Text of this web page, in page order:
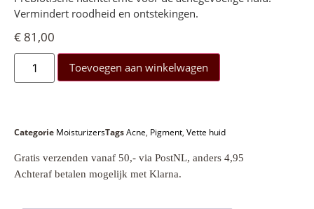
Vermindert roodheid en ontstekingen.
€ 81,00
Toevoegen aan winkelwagen
Categorie MoisturizersTagsAcne, Pigment, Vette huid
Gratis verzenden vanaf 50,- via PostNL, anders 4,95
Achteraf betalen mogelijk met Klarna.